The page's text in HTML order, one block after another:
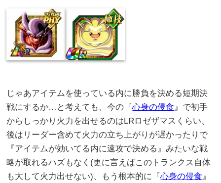
じゃあアイテムを使っている内に勝負を決める短期決
戦にするか…と考えても、今の『心身の侵食』で初手
からしっかり火力を出せるのはLRロゼザマスくらい、
後はリーダー含めて火力の立ち上がりが遅かったりで
『アイテムが効いてる内に速攻で決める』みたいな戦
略が取れるハズもなく(更に言えばこのトランクス自体
も大して火力出せない)、もう根本的に『心身の侵食』